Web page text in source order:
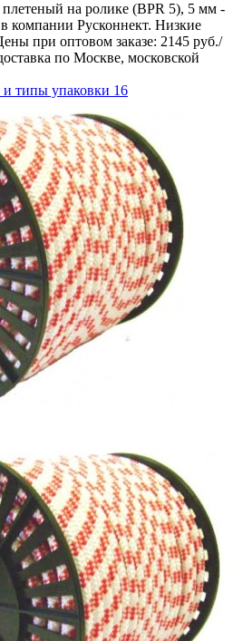
на ролике (BPR 5), 5 мм -
компании Русконнект. Низкие
при оптовом заказе: 2145 руб./
по Москве, московской
и типы упаковки 16